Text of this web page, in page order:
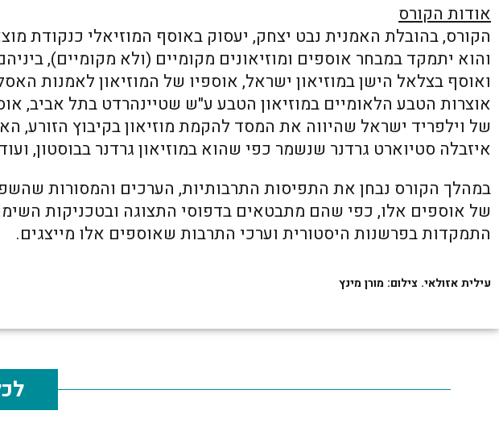
אודות הקורס
הקורס, בהובלת האמנית נבט יצחק, יעסוק באוסף המוזיאלי כנקודת
והוא יתמקד במבחר אוספים ומוזיאונים מקומיים (ולא מקומיים),
ואוסף בצלאל הישן במוזיאון ישראל, אוספיו של המוזיאון לאמנות
אוצרות הטבע הלאומיים במוזיאון הטבע ע"ש שטיינהרדט בתל אביב,
של וילפריד ישראל שהיווה את המסד להקמת מוזיאון בקיבוץ הזורע,
איזבלה סטיוארט גרדנר שנשמר כפי שהוא במוזיאון גרדנר בבוסטון,
במהלך הקורס נבחן את התפיסות התרבותיות, הערכים והמסורות
של אוספים אלו, כפי שהם מתבטאים בדפוסי התצוגה ובטכניקות
התמקדות בפרשנות היסטורית וערכי התרבות שאוספים אלו מייצגים.
עילית אזולאי. צילום: מורן מינץ